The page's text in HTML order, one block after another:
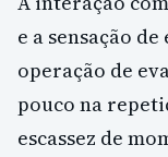
e a sensação
operação de
pouco na
escassez de